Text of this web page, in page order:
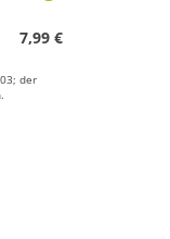
7,99 €
der